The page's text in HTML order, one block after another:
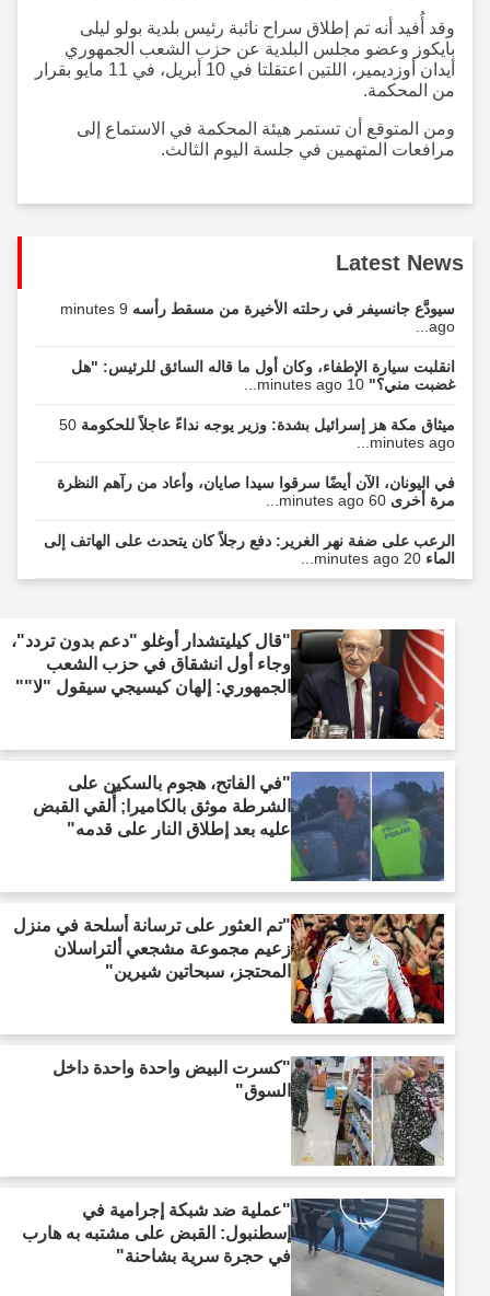
وقد أُفيد أنه تم إطلاق سراح نائبة رئيس بلدية بولو ليلى
بايكوز وعضو مجلس البلدية عن حزب الشعب الجمهوري
أيدان أوزديمير، اللتين اعتقلتا في 10 أبريل، في 11 مايو بقرار
من المحكمة.
ومن المتوقع أن تستمر هيئة المحكمة في الاستماع إلى
مرافعات المتهمين في جلسة اليوم الثالث.
Latest News
سيودَّع جانسيفر في رحلته الأخيرة من مسقط رأسه
9 minutes
ago...
انقلبت سيارة الإطفاء، وكان أول ما قاله السائق للرئيس: "هل
غضبت مني؟"10 minutes ago...
ميثاق مكة هز إسرائيل بشدة: وزير يوجه نداءً عاجلاً للحكومة50
minutes ago...
في اليونان، الآن أيضًا سرقوا سيدا صايان، وأعاد من رآهم النظرة
مرة أخرى 60 minutes ago...
الرعب على ضفة نهر الغرير: دفع رجلاً كان يتحدث على الهاتف إلى
الماء20 minutes ago...
"قال كيليتشدار أوغلو "دعم بدون تردد"،
وجاء أول انشقاق في حزب الشعب
الجمهوري: إلهان كيسيجي سيقول "لا""
"في الفاتح، هجوم بالسكين على
الشرطة موثق بالكاميرا; أُلقي القبض
عليه بعد إطلاق النار على قدمه"
"تم العثور على ترسانة أسلحة في منزل
زعيم مجموعة مشجعي ألتراسلان
المحتجز، سبحاتين شيرين"
"كسرت البيض واحدة واحدة داخل
السوق"
"عملية ضد شبكة إجرامية في
إسطنبول: القبض على مشتبه به هارب
في حجرة سرية بشاحنة"